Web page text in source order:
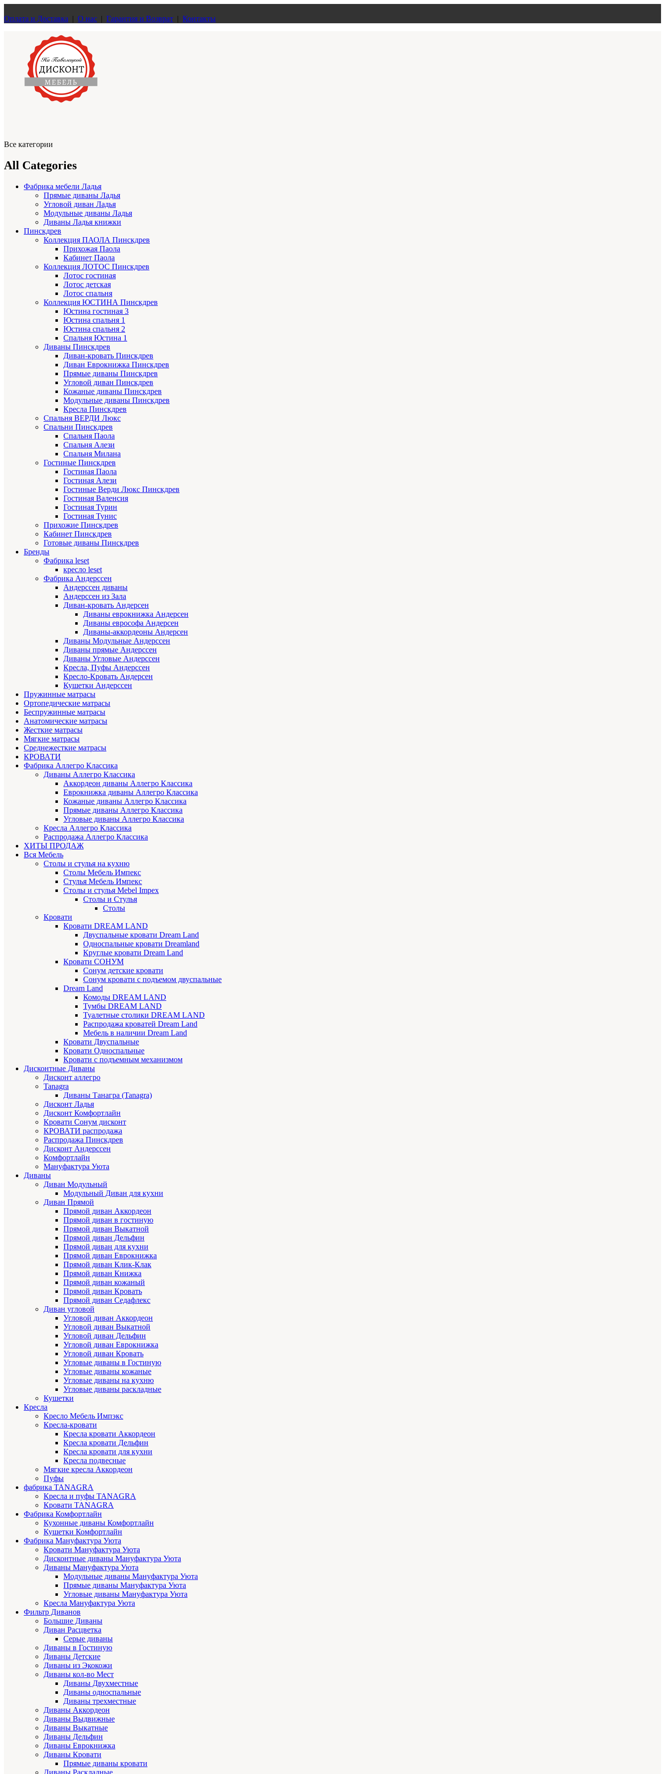
Оплата и Доставка | О нас | Гарантия и Возврат | Контакты
Все категории
All Categories
Фабрика мебели Ладья
Прямые диваны Ладья
Угловой диван Ладья
Модульные диваны Ладья
Диваны Ладья книжки
Пинскдрев
Коллекция ПАОЛА Пинскдрев
Прихожая Паола
Кабинет Паола
Коллекция ЛОТОС Пинскдрев
Лотос гостиная
Лотос детская
Лотос спальня
Коллекция ЮСТИНА Пинскдрев
Юстина гостиная 3
Юстина спальня 1
Юстина спальня 2
Спальня Юстина 1
Диваны Пинскдрев
Диван-кровать Пинскдрев
Диван Еврокнижка Пинскдрев
Прямые диваны Пинскдрев
Угловой диван Пинскдрев
Кожаные диваны Пинскдрев
Модульные диваны Пинскдрев
Кресла Пинскдрев
Спальня ВЕРДИ Люкс
Спальни Пинскдрев
Спальня Паола
Спальня Алези
Спальня Милана
Гостиные Пинскдрев
Гостиная Паола
Гостиная Алези
Гостиные Верди Люкс Пинскдрев
Гостиная Валенсия
Гостиная Турин
Гостиная Тунис
Прихожие Пинскдрев
Кабинет Пинскдрев
Готовые диваны Пинскдрев
Бренды
Фабрика leset
кресло leset
Фабрика Андерссен
Андерссен диваны
Андерссен из Зала
Диван-кровать Андерсен
Диваны еврокнижка Андерсен
Диваны еврософа Андерсен
Диваны-аккордеоны Андерсен
Диваны Модульные Андерссен
Диваны прямые Андерссен
Диваны Угловые Андерссен
Кресла, Пуфы Андерссен
Кресло-Кровать Андерсен
Кушетки Андерссен
Пружинные матрасы
Ортопедические матрасы
Беспружинные матрасы
Анатомические матрасы
Жесткие матрасы
Мягкие матрасы
Среднежесткие матрасы
КРОВАТИ
Фабрика Аллегро Классика
Диваны Аллегро Классика
Аккордеон диваны Аллегро Классика
Еврокнижка диваны Аллегро Классика
Кожаные диваны Аллегро Классика
Прямые диваны Аллегро Классика
Угловые диваны Аллегро Классика
Кресла Аллегро Классика
Распродажа Аллегро Классика
ХИТЫ ПРОДАЖ
Вся Мебель
Столы и стулья на кухню
Столы Мебель Импекс
Стулья Мебель Импекс
Cтолы и стулья Mebel Impex
Столы и Стулья
Столы
Кровати
Кровати DREAM LAND
Двуспальные кровати Dream Land
Односпальные кровати Dreamland
Круглые кровати Dream Land
Кровати СОНУМ
Сонум детские кровати
Сонум кровати с подъемом двуспальные
Dream Land
Комоды DREAM LAND
Тумбы DREAM LAND
Туалетные столики DREAM LAND
Распродажа кроватей Dream Land
Мебель в наличии Dream Land
Кровати Двуспальные
Кровати Односпальные
Кровати с подъемным механизмом
Дисконтные Диваны
Дисконт аллегро
Tanagra
Диваны Танагра (Tanagra)
Дисконт Ладья
Дисконт Комфортлайн
Кровати Сонум дисконт
КРОВАТИ распродажа
Распродажа Пинскдрев
Дисконт Андерссен
Комфортлайн
Мануфактура Уюта
Диваны
Диван Модульный
Модульный Диван для кухни
Диван Прямой
Прямой диван Аккордеон
Прямой диван в гостиную
Прямой диван Выкатной
Прямой диван Дельфин
Прямой диван для кухни
Прямой диван Еврокнижка
Прямой диван Клик-Клак
Прямой диван Книжка
Прямой диван кожаный
Прямой диван Кровать
Прямой диван Седафлекс
Диван угловой
Угловой диван Аккордеон
Угловой диван Выкатной
Угловой диван Дельфин
Угловой диван Еврокнижка
Угловой диван Кровать
Угловые диваны в Гостиную
Угловые диваны кожаные
Угловые диваны на кухню
Угловые диваны раскладные
Кушетки
Кресла
Кресло Мебель Импэкс
Кресла-кровати
Кресла кровати Аккордеон
Кресла кровати Дельфин
Кресла кровати для кухни
Кресла подвесные
Мягкие кресла Аккордеон
Пуфы
фабрика TANAGRA
Кресла и пуфы TANAGRA
Кровати TANAGRA
Фабрика Комфортлайн
Кухонные диваны Комфортлайн
Кушетки Комфортлайн
Фабрика Мануфактура Уюта
Кровати Мануфактура Уюта
Дисконтные диваны Мануфактура Уюта
Диваны Мануфактура Уюта
Модульные диваны Мануфактура Уюта
Прямые диваны Мануфактура Уюта
Угловые диваны Мануфактура Уюта
Кресла Мануфактура Уюта
Фильтр Диванов
Большие Диваны
Диван Расцветка
Серые диваны
Диваны в Гостиную
Диваны Детские
Диваны из Экокожи
Диваны кол-во Мест
Диваны Двухместные
Диваны односпальные
Диваны трехместные
Диваны Аккордеон
Диваны Выдвижные
Диваны Выкатные
Диваны Дельфин
Диваны Еврокнижка
Диваны Кровати
Прямые диваны кровати
Диваны Раскладные